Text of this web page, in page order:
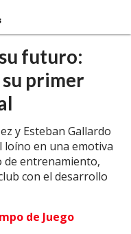
futuro:
primer
y Esteban Gallardo
loíno en una emotiva
de entrenamiento,
con el desarrollo
de Juego